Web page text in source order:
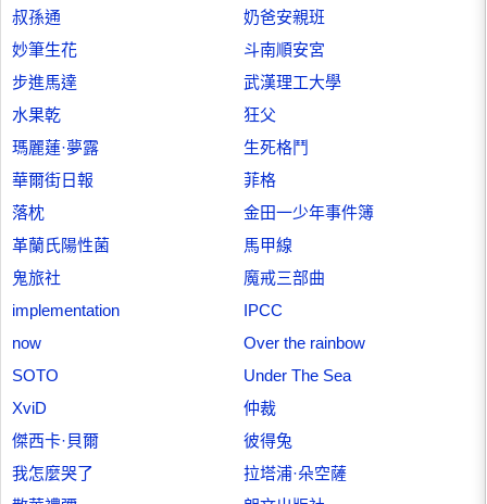
叔孫通
奶爸安親班
妙筆生花
斗南順安宮
步進馬達
武漢理工大學
水果乾
狂父
瑪麗蓮·夢露
生死格鬥
華爾街日報
菲格
落枕
金田一少年事件簿
革蘭氏陽性菌
馬甲線
鬼旅社
魔戒三部曲
implementation
IPCC
now
Over the rainbow
SOTO
Under The Sea
XviD
仲裁
傑西卡·貝爾
彼得兔
我怎麼哭了
拉塔浦·朵空薩